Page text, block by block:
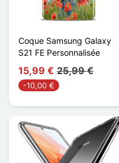
Coque Samsung Galaxy
S21 FE Personnalisée
15,99 € 25,99 €
-10,00 €